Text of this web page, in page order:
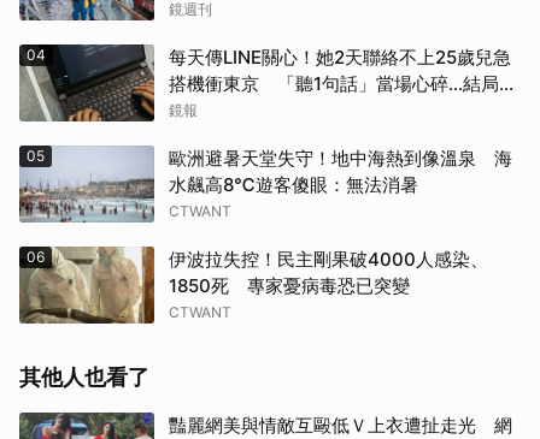
鏡週刊
04
每天傳LINE關心！她2天聯絡不上25歲兒急
搭機衝東京 「聽1句話」當場心碎...結局看
哭網
鏡報
05
歐洲避暑天堂失守！地中海熱到像溫泉 海
水飆高8℃遊客傻眼：無法消暑
CTWANT
06
伊波拉失控！民主剛果破4000人感染、
1850死 專家憂病毒恐已突變
CTWANT
其他人也看了
豔麗網美與情敵互毆低Ｖ上衣遭扯走光 網